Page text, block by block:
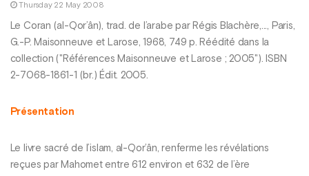
Thursday 22 May 2008
Le Coran (al-Qor’ân), trad. de l’arabe par Régis Blachère,..., Paris,
G.-P. Maisonneuve et Larose, 1968, 749 p. Réédité dans la
collection ("Références Maisonneuve et Larose ; 2005"). ISBN
2-7068-1861-1 (br.) Édit. 2005.
Présentation
Le livre sacré de l’islam, al-Qor’ân, renferme les révélations
reçues par Mahomet entre 612 environ et 632 de l’ère